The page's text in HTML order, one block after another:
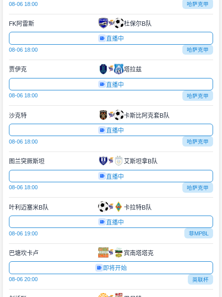
08-06 18:00 哈萨克甲
FK阿雷斯 杜保尔B队
直播中
08-06 18:00 哈萨克甲
贾伊克 塔拉兹
直播中
08-06 18:00 哈萨克甲
沙克特 卡斯比阿克套B队
直播中
08-06 18:00 哈萨克甲
图兰突厥斯坦 艾斯坦拿B队
直播中
08-06 18:00 哈萨克甲
叶利迈塞米B队 卡拉特B队
直播中
08-06 19:00 菲MPBL
巴塘坎卡卢 宾南塔塔克
即将开始
08-06 20:00 英联杯